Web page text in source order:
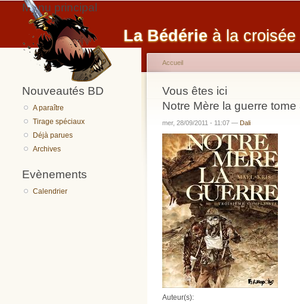
La Bédérie à la
Menu principal
Nouveautés BD
A paraître
Tirage spéciaux
Déjà parues
Archives
Evènements
Calendrier
Vous êtes ici
Accueil
Notre Mère la guerre tome
mer, 28/09/2011 - 11:07 — Dali
Auteur(s):